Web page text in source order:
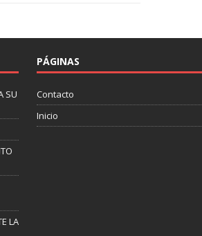
SU
LA
PÁGINAS
Contacto
Inicio